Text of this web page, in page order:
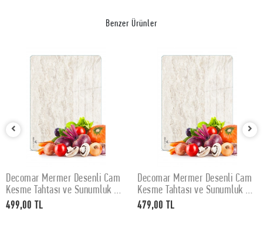
Benzer Ürünler
SEPETE EKLE
Decomar Mermer Desenli Cam
Kesme Tahtası ve Sunumluk 30
x 40 cm
499,00 TL
SEPETE EKLE
Decomar Mermer Desenli Cam
Kesme Tahtası ve Sunumluk 25
x 35 cm
479,00 TL